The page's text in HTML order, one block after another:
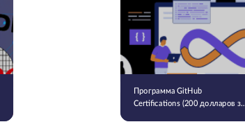
Программа GitHub
Certifications (200 долларов за